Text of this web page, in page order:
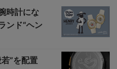
時計にな
ンド“ヘン
”を配置